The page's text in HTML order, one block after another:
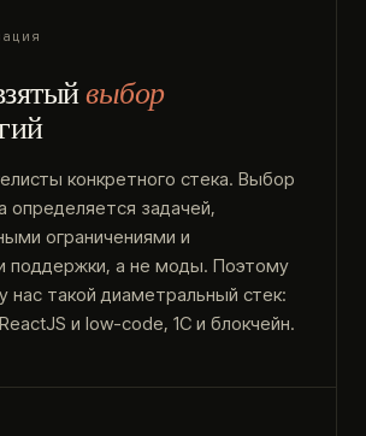
выбор
конкретного стека. Выбор
определяется задачей,
ограничениями и
поддержки, а не моды. Поэтому
нас такой диаметральный стек:
и low-code, 1С и блокчейн.